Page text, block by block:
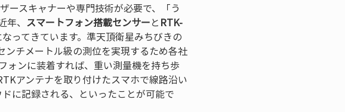
ースキャナーや専門技術が必要で、「う
、 スマートフォン搭載センサーと RTK-
ってきています。準天頂衛星みちびきの
ンチメートル級の測位を実現するため各社
ォンに装着すれば、重い測量機を持ち歩
アンテナを取り付けたスマホで線路沿い
に記録される、といったことが可能で